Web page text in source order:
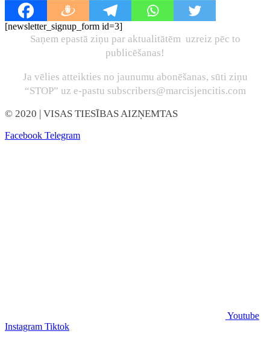
[newsletter_signup_form id=3]
Saņem epastā ziņu par aktualitātēm uzreiz pēc to
publicēšanas!
Ja vēlies atteikties no jaunumu abonēšanas, sūti ziņu
“STOP” uz e-pastu subscribers@marcisjencitis.com
© 2020 | VISAS TIESĪBAS AIZŅEMTAS
Facebook Telegram
Youtube
Instagram Tiktok